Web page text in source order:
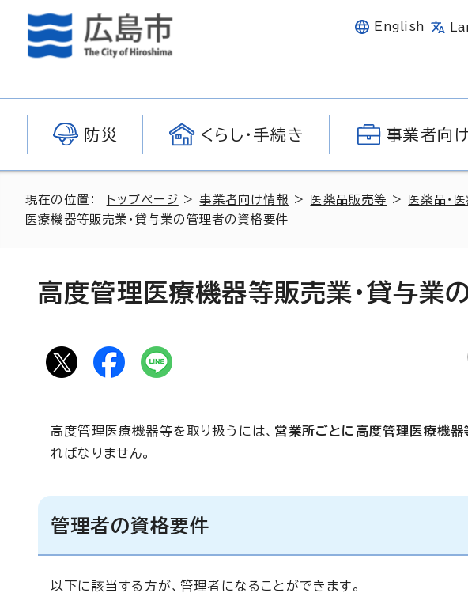
English
防災 くらし・手続き 事業者向
現在の位置： トップページ >事業者向け情報 > 医薬品販売等 > 医薬品・
医療機器等販売業・貸与業の管理者の資格要件
高度管理医療機器等販売業・貸与業
高度管理医療機器等を取り扱うには、 営業所ごとに高度管理医療機
ればなりません。
管理者の資格要件
以下に該当する方が、管理者になることができます。